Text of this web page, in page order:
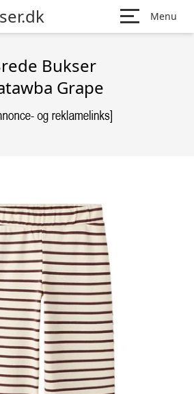
Menu
Bukser
Grape